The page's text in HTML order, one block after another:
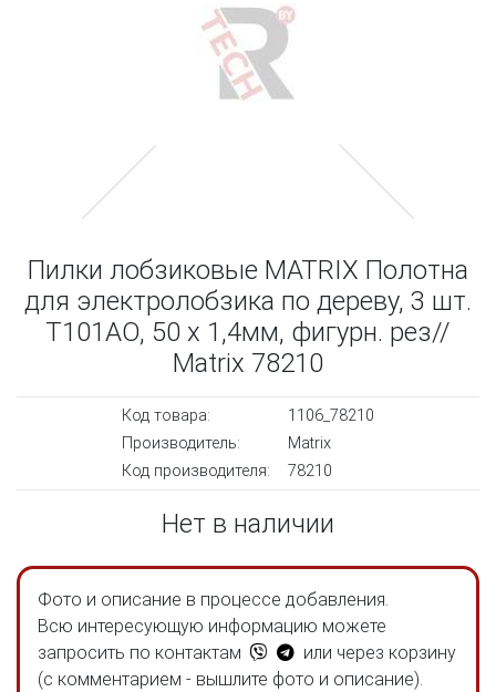
Пилки лобзиковые MATRIX Полотна
для электролобзика по дереву, 3 шт.
T101AO, 50 x 1,4мм, фигурн. рез//
Matrix 78210
Код товара:
1106_78210
Производитель:
Matrix
Код производителя:
78210
Нет в наличии
Фото и описание в процессе добавления.
Всю интересующую информацию можете
запросить по контактам
или через корзину
(с комментарием - вышлите фото и описание).